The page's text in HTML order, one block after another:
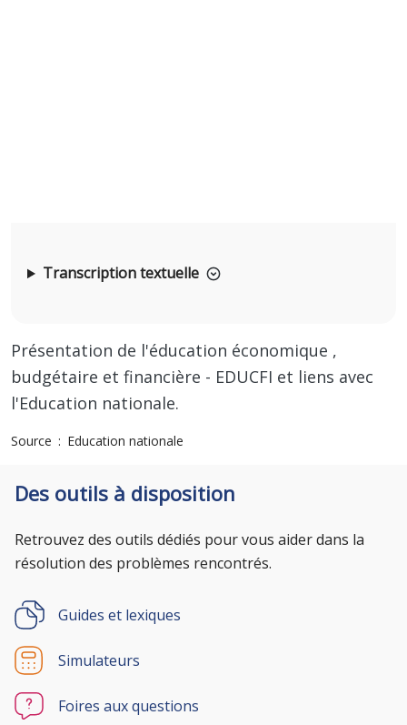
Transcription textuelle
Présentation de l'éducation économique ,
budgétaire et financière - EDUCFI et liens avec
l'Education nationale.
Source Education nationale
Des outils à disposition
Retrouvez des outils dédiés pour vous aider dans la
résolution des problèmes rencontrés.
Guides et lexiques
Simulateurs
Foires aux questions